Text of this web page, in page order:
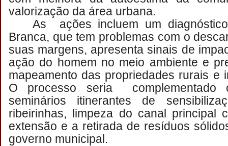
valorização da área urbana.
As ações incluem um
Branca, que tem problemas com o
suas margens, apresenta sinais de
ação do homem no meio ambiente e
mapeamento das propriedades rurais e
O processo seria complementado
seminários itinerantes de
ribeirinhas, limpeza do canal principal
extensão e a retirada de resíduos
governo municipal.